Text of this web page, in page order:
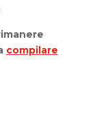
compilare